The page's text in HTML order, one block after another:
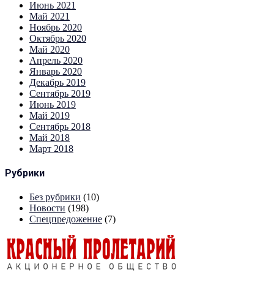
Июнь 2021
Май 2021
Ноябрь 2020
Октябрь 2020
Май 2020
Апрель 2020
Январь 2020
Декабрь 2019
Сентябрь 2019
Июнь 2019
Май 2019
Сентябрь 2018
Май 2018
Март 2018
Рубрики
Без рубрики (10)
Новости (198)
Спецпредожение (7)